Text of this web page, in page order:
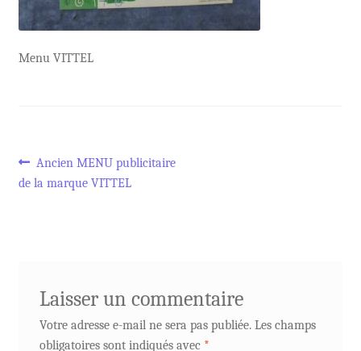
Menu VITTEL
Navigation
Article
précédent :
Ancien MENU publicitaire
de la marque VITTEL
Laisser un commentaire
Votre adresse e-mail ne sera pas publiée. Les champs
obligatoires sont indiqués avec *